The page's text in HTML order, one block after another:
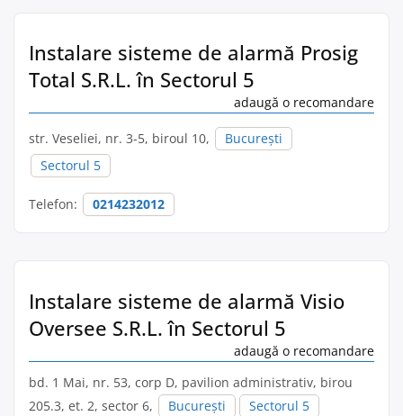
Instalare sisteme de alarmă Prosig
Total S.R.L. în Sectorul 5
adaugă o recomandare
str. Veseliei, nr. 3-5, biroul 10,
București
Sectorul 5
Telefon: 0214232012
Instalare sisteme de alarmă Visio
Oversee S.R.L. în Sectorul 5
adaugă o recomandare
bd. 1 Mai, nr. 53, corp D, pavilion administrativ, birou
205.3, et. 2, sector 6,
București Sectorul 5